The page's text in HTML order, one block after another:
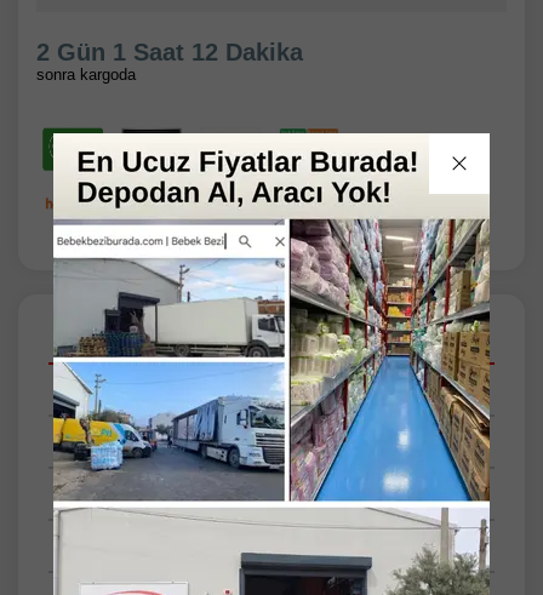
2 Gün 1 Saat 12 Dakika
sonra kargoda
Açıklamalar
Taksit Seçenekleri
Tüm Yorumlar
Tüm Sorular